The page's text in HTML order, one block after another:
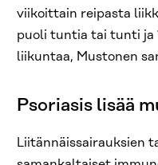
viikoittain reipasta
puoli tuntia tai tunti ja
liikuntaa, Mustonen
Psoriasis lisää
Liitännäissairauksien